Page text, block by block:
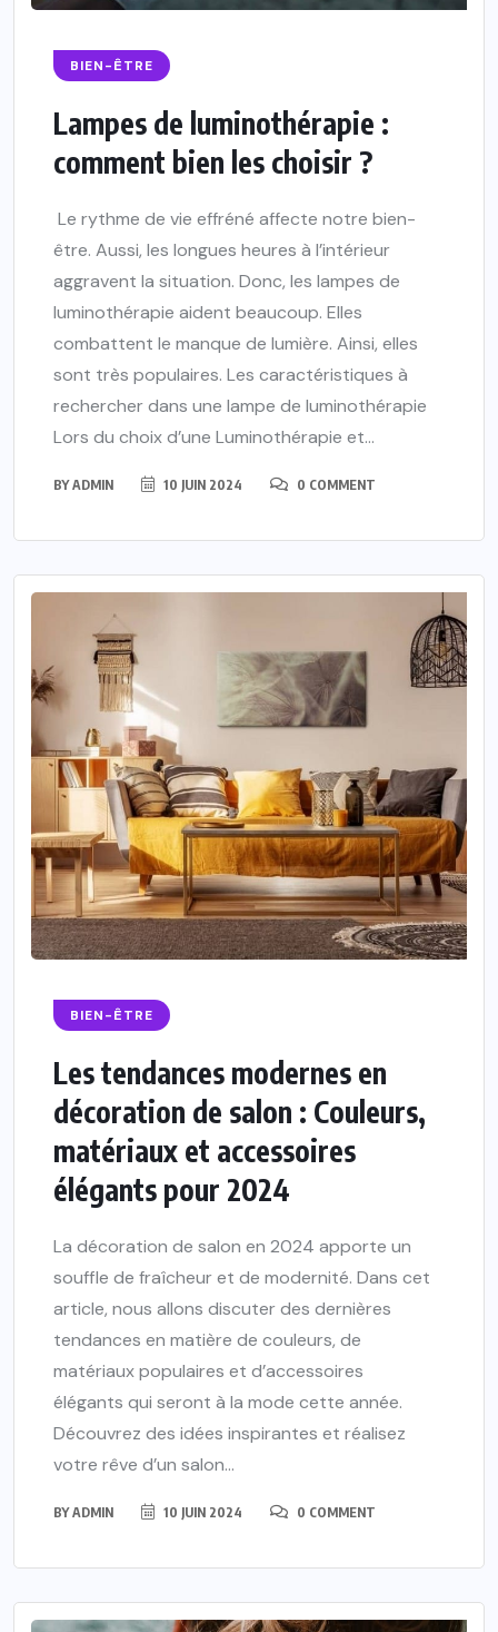
BIEN-ÊTRE
Lampes de luminothérapie :
comment bien les choisir ?
Le rythme de vie effréné affecte notre bien-
être. Aussi, les longues heures à l’intérieur
aggravent la situation. Donc, les lampes de
luminothérapie aident beaucoup. Elles
combattent le manque de lumière. Ainsi, elles
sont très populaires. Les caractéristiques à
rechercher dans une lampe de luminothérapie
Lors du choix d’une Luminothérapie et...
BYADMIN 10 JUIN 2024 0 COMMENT
BIEN-ÊTRE
Les tendances modernes en
décoration de salon : Couleurs,
matériaux et accessoires
élégants pour 2024
La décoration de salon en 2024 apporte un
souffle de fraîcheur et de modernité. Dans cet
article, nous allons discuter des dernières
tendances en matière de couleurs, de
matériaux populaires et d’accessoires
élégants qui seront à la mode cette année.
Découvrez des idées inspirantes et réalisez
votre rêve d’un salon...
BYADMIN 10 JUIN 2024 0 COMMENT